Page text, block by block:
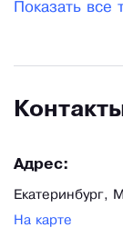
Показать все
Адрес:
Екатеринбург,
На карте